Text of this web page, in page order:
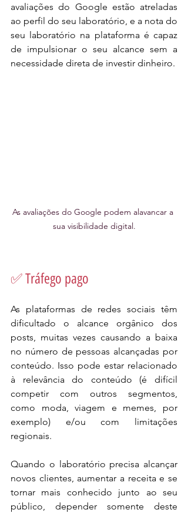
avaliações do Google estão atreladas
ao perfil do seu laboratório, e a nota do
seu laboratório na plataforma é capaz
de impulsionar o seu alcance sem a
necessidade direta de investir dinheiro.
As avaliações do Google podem alavancar a
sua visibilidade digital.
✅ Tráfego pago
As plataformas de redes sociais têm
dificultado o alcance orgânico dos
posts, muitas vezes causando a baixa
no número de pessoas alcançadas por
conteúdo. Isso pode estar relacionado
à relevância do conteúdo (é difícil
competir com outros segmentos,
como moda, viagem e memes, por
exemplo) e/ou com limitações
regionais.
Quando o laboratório precisa alcançar
novos clientes, aumentar a receita e se
tornar mais conhecido junto ao seu
público, depender somente deste